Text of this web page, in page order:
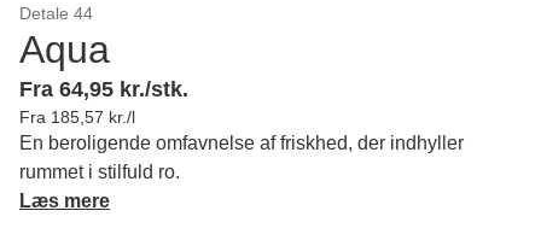
Detale 44
Aqua
Fra 64,95 kr./stk.
Fra 185,57 kr./l
En beroligende omfavnelse af friskhed, der indhyller
rummet i stilfuld ro.
Læs mere